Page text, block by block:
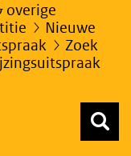
overige
Nieuwe
Zoek